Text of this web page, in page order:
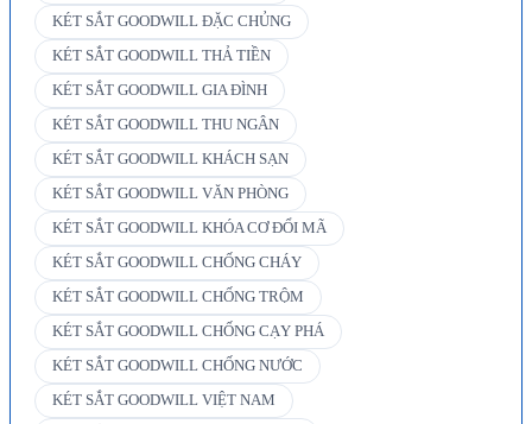
KÉT SẮT GOODWILL ĐẶC CHỦNG
KÉT SẮT GOODWILL THẢ TIỀN
KÉT SẮT GOODWILL GIA ĐÌNH
KÉT SẮT GOODWILL THU NGÂN
KÉT SẮT GOODWILL KHÁCH SẠN
KÉT SẮT GOODWILL VĂN PHÒNG
KÉT SẮT GOODWILL KHÓA CƠ ĐỔI MÃ
KÉT SẮT GOODWILL CHỐNG CHÁY
KÉT SẮT GOODWILL CHỐNG TRỘM
KÉT SẮT GOODWILL CHỐNG CẠY PHÁ
KÉT SẮT GOODWILL CHỐNG NƯỚC
KÉT SẮT GOODWILL VIỆT NAM